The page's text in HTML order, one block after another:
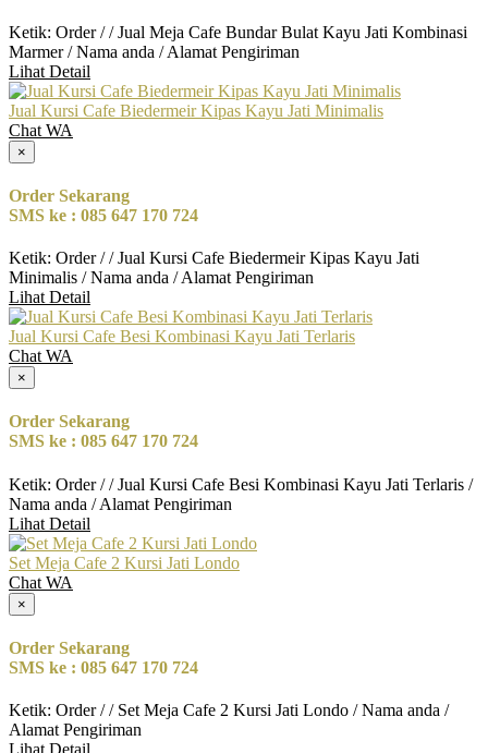
Ketik: Order / / Jual Meja Cafe Bundar Bulat Kayu Jati Kombinasi
Marmer / Nama anda / Alamat Pengiriman
Lihat Detail
Jual Kursi Cafe Biedermeir Kipas Kayu Jati Minimalis
Chat WA
×
Order Sekarang
SMS ke : 085 647 170 724
Ketik: Order / / Jual Kursi Cafe Biedermeir Kipas Kayu Jati
Minimalis / Nama anda / Alamat Pengiriman
Lihat Detail
Jual Kursi Cafe Besi Kombinasi Kayu Jati Terlaris
Chat WA
×
Order Sekarang
SMS ke : 085 647 170 724
Ketik: Order / / Jual Kursi Cafe Besi Kombinasi Kayu Jati Terlaris /
Nama anda / Alamat Pengiriman
Lihat Detail
Set Meja Cafe 2 Kursi Jati Londo
Chat WA
×
Order Sekarang
SMS ke : 085 647 170 724
Ketik: Order / / Set Meja Cafe 2 Kursi Jati Londo / Nama anda /
Alamat Pengiriman